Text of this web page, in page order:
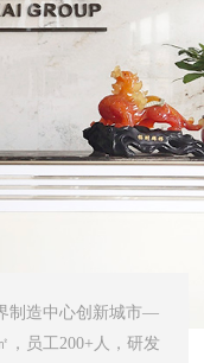
制造中心创新城市—
，员工200+人，研发